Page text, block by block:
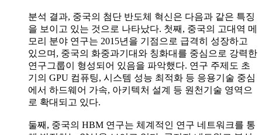
분석 결과, 중국의 첨단 반도체 혁신은 다음과 같은 특징
을 보이고 있는 것으로 나타났다. 첫째, 중국의 고대역 메
모리 분야 연구는 2015년을 기점으로 급격히 성장하고
있으며, 중국의 화중과기대와 칭화대를 중심으로 강력한
연구그룹이 형성되어 있음을 파악했다. 연구 주제도 초
기의 GPU 컴퓨팅, 시스템 성능 최적화 등 응용기술 중심
에서 하드웨어 가속, 아키텍처 설계 등 원천기술 영역으
로 확대되고 있다.
둘째, 중국의 HBM 연구는 체계적인 연구 네트워크를 통